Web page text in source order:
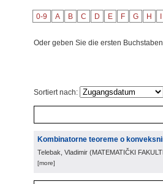
0-9 A B C D E F G H
Oder geben Sie die ersten
Sortiert nach:
Kombinatorne teoreme o
Telebak, Vladimir (MATEMATIČKI
[more]